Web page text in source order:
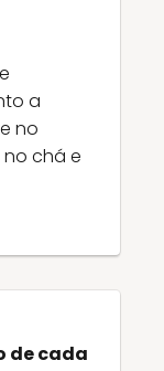
a
no
chá e
de cada